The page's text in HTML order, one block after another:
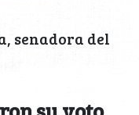
senadora del